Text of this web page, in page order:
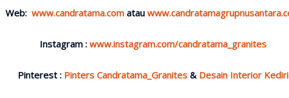
Web: www.candratama.com atau
Instagram : www.instagram.com/candratama_granites
Pinterest : Pinters Candratama_Granites & Desain Interior Kediri